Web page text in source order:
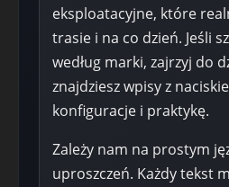
eksploatacyjne, które
trasie i na co dzień. Jeśli
według marki, zajrzyj do
znajdziesz wpisy z
konfiguracje i praktykę.
Zależy nam na prostym
uproszczeń. Każdy tekst